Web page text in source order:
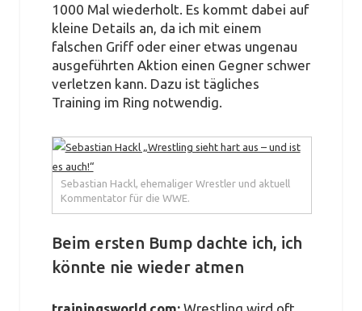
1000 Mal wiederholt. Es kommt dabei auf
kleine Details an, da ich mit einem
falschen Griff oder einer etwas ungenau
ausgeführten Aktion einen Gegner schwer
verletzen kann. Dazu ist tägliches
Training im Ring notwendig.
Sebastian Hackl, ehemaliger Wrestler und aktuell
Kommentator für die WWE.
Beim ersten Bump dachte ich, ich
könnte nie wieder atmen